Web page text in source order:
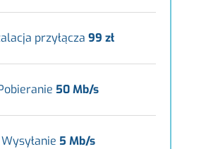
przyłącza 99 zł
50 Mb/s
Wysyłanie 5 Mb/s